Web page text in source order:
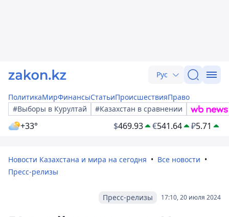
Рус
ПолитикаМирФинансыСтатьиПроисшествияПраво
#Выборы в Курултай
#Казахстан в сравнении
+33° $469.93 €541.64 ₽5.71
Новости Казахстана и мира на сегодня
Все новости
Пресс-релизы
17:10, 20 июля 2024
Пресс-релизы